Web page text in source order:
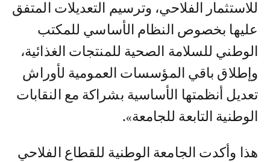
للاستثمار الفلاحي، وترسيم التعديلات المتفق
عليها بخصوص النظام الأساسي للمكتب
الوطني للسلامة الصحية للمنتجات الغذائية،
وإطلاق باقي المؤسسات العمومية لأوراش
تعديل أنظمتها الأساسية بشراكة مع النقابات
الوطنية التابعة للجامعة».
هذا وأكدت الجامعة الوطنية للقطاع الفلاحي